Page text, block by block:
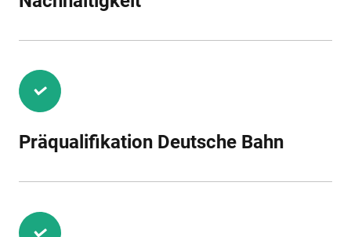
Präqualifikation Deutsche Bahn